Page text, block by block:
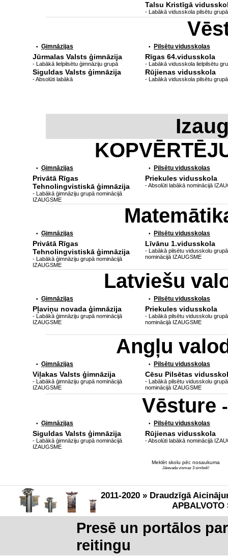
Talsu Kristīgā
- Labākā vidusskola pilsētu grupā
• Ģimnāzijas
Jūrmalas Valsts ģimnāzija
- Labākā lielpilsētu ģimnāziju grupā
Siguldas Valsts ģimnāzija
- Absolūti labākā
• Pilsētu vidusskolas
Rīgas 64.vidusskola
- Labākā vidusskola lielpilsētu
Rūjienas vidusskola
- Labākā vidusskola pilsētu grupā
• Ģimnāzijas
Privātā Rīgas
Tehnolingvistiskā ģimnāzija
- Labākā ģimnāziju grupā nominācijā
IZAUGSME
• Pilsētu vidusskolas
Priekules vidusskola
- Absolūti labākā nominācijā
• Ģimnāzijas
Privātā Rīgas
Tehnolingvistiskā ģimnāzija
- Labākā ģimnāziju grupā nominācijā
IZAUGSME
• Pilsētu vidusskolas
Līvānu 1.vidusskola
- Labākā pilsētu vidusskolu grupā
nominācijā IZAUGSME
Latviešu
• Ģimnāzijas
Pļaviņu novada ģimnāzija
- Labākā ģimnāziju grupā nominācijā
IZAUGSME
• Pilsētu vidusskolas
Priekules vidusskola
- Labākā pilsētu vidusskolu grupā
nominācijā IZAUGSME
Angļu
• Ģimnāzijas
Viļakas Valsts ģimnāzija
- Labākā ģimnāziju grupā nominācijā
IZAUGSME
• Pilsētu vidusskolas
Cēsu Pilsētas
- Labākā pilsētu vidusskolu grupā
nominācijā IZAUGSME
Vēsture
• Ģimnāzijas
Siguldas Valsts ģimnāzija
- Labākā ģimnāziju grupā nominācijā
IZAUGSME
• Pilsētu vidusskolas
Rūjienas vidusskola
- Absolūti labākā nominācijā
Meklēt skolu pēc nosaukuma
Jāievada vismaz 3 simboli!
2011-2020 » Draudzīgā
APBALVOTO
Presē un portālos
reitingu